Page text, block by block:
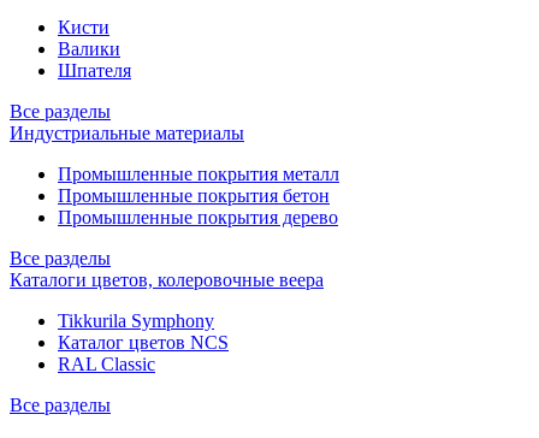
Кисти
Валики
Шпателя
Все разделы
Индустриальные материалы
Промышленные покрытия металл
Промышленные покрытия бетон
Промышленные покрытия дерево
Все разделы
Каталоги цветов, колеровочные веера
Tikkurila Symphony
Каталог цветов NCS
RAL Classic
Все разделы